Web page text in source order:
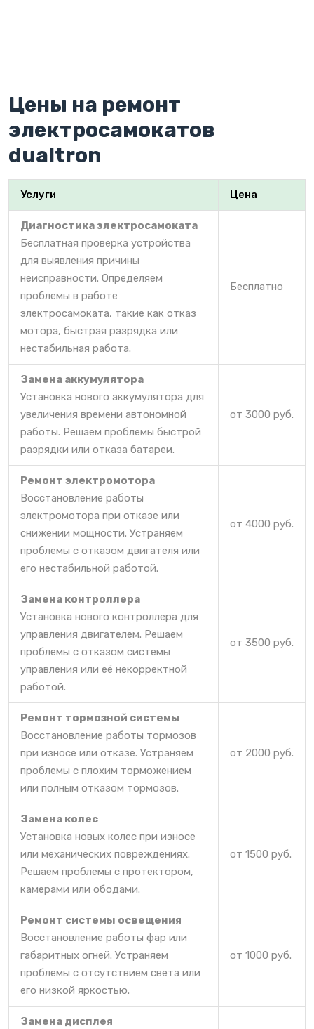
Цены на ремонт
электросамокатов
dualtron
Услуги Цена
Диагностика электросамоката
Бесплатная проверка устройства
для выявления причины
неисправности. Определяем
проблемы в работе
электросамоката, такие как отказ
мотора, быстрая разрядка или
нестабильная работа.
Бесплатно
Замена аккумулятора
Установка нового аккумулятора для
увеличения времени автономной
работы. Решаем проблемы быстрой
разрядки или отказа батареи.
от 3000 руб.
Ремонт электромотора
Восстановление работы
электромотора при отказе или
снижении мощности. Устраняем
проблемы с отказом двигателя или
его нестабильной работой.
от 4000 руб.
Замена контроллера
Установка нового контроллера для
управления двигателем. Решаем
проблемы с отказом системы
управления или её некорректной
работой.
от 3500 руб.
Ремонт тормозной системы
Восстановление работы тормозов
при износе или отказе. Устраняем
проблемы с плохим торможением
или полным отказом тормозов.
от 2000 руб.
Замена колес
Установка новых колес при износе
или механических повреждениях.
Решаем проблемы с протектором,
камерами или ободами.
от 1500 руб.
Ремонт системы освещения
Восстановление работы фар или
габаритных огней. Устраняем
проблемы с отсутствием света или
его низкой яркостью.
от 1000 руб.
Замена дисплея